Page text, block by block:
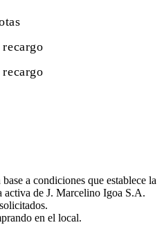
a condiciones que establece la
de J. Marcelino Igoa S.A.
en el local.